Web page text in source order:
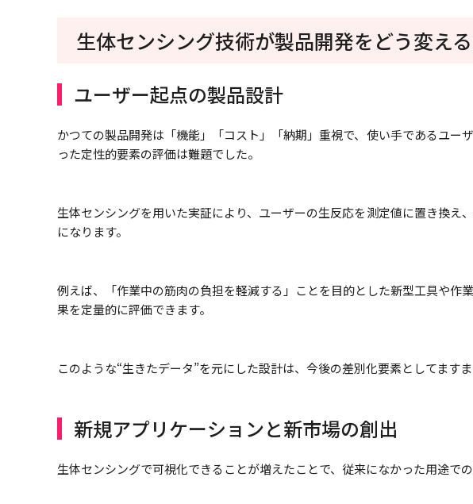
生体センシング技術が製品開発をどう変え
ユーザー起点の製品設計
かつての製品開発は「機能」「コスト」「納期」重視で、使い手であるユー
った定性的要素の評価は難題でした。
生体センシングを用いた実証により、ユーザーの生反応を測定値に置き換え
になります。
例えば、「作業中の筋肉の負担を軽減する」ことを目的とした新型工具や作
果を定量的に評価できます。
このような“生きたデータ”を元にした設計は、今後の差別化要素としてます
新規アプリケーションと新市場の創出
生体センシングで可視化できることが増えたことで、従来になかった用途で